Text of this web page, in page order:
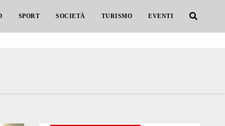
SPORT SOCIETÀ TURISMO EVENTI